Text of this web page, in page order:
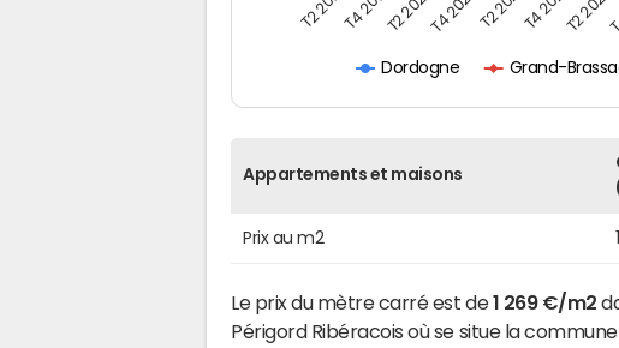
Dordogne Grand-
Appartements et maisons
Prix au m2
Le prix du mètre carré est de1 269 €/m2
Périgord Ribéracois où se situe la